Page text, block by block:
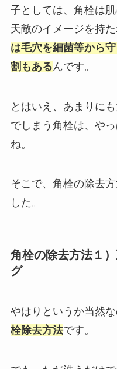
子としては、角栓は
天敵のイメージを持
は毛穴を細菌等から
割もあるんです。
とはいえ、あまりに
でしまう角栓は、や
ね。
そこで、角栓の除去
した。
角栓の除去方法１
グ
やはりというか当然な
栓除去方法です。